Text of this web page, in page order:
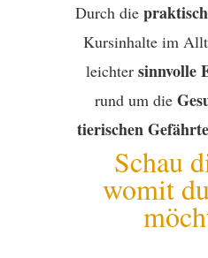
Durch die
Kursinhalte im
leichtersinnvolle
rund um die
tierischen
Schau
womit